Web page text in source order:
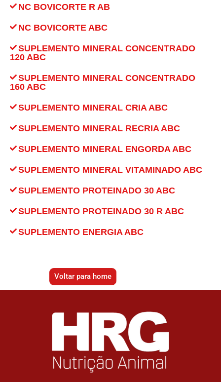
NC BOVICORTE R AB
NC BOVICORTE ABC
SUPLEMENTO MINERAL CONCENTRADO
120 ABC
SUPLEMENTO MINERAL CONCENTRADO
160 ABC
SUPLEMENTO MINERAL CRIA ABC
SUPLEMENTO MINERAL RECRIA ABC
SUPLEMENTO MINERAL ENGORDA ABC
SUPLEMENTO MINERAL VITAMINADO ABC
SUPLEMENTO PROTEINADO 30 ABC
SUPLEMENTO PROTEINADO 30 R ABC
SUPLEMENTO ENERGIA ABC
Voltar para home